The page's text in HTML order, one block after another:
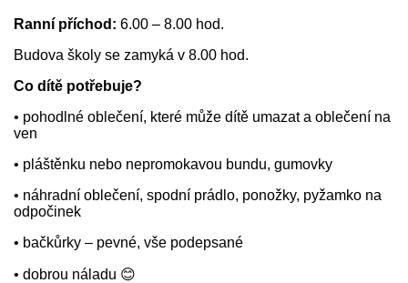
Ranní příchod: 6.00 – 8.00 hod.
Budova školy se zamyká v 8.00 hod.
Co dítě potřebuje?
• pohodlné oblečení, které může dítě umazat a oblečení na
ven
• pláštěnku nebo nepromokavou bundu, gumovky
• náhradní oblečení, spodní prádlo, ponožky, pyžamko na
odpočinek
• bačkůrky – pevné, vše podepsané
• dobrou náladu 😊